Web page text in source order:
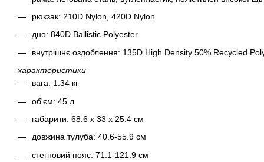
рюкзак: 210D Nylon, 420D Nylon
дно: 840D Ballistic Polyester
внутрішнє оздоблення: 135D High Density 50% Recycled
характеристики
вага: 1.34 кг
об'єм: 45 л
габарити: 68.6 x 33 x 25.4 см
довжина тулуба: 40.6-55.9 см
стегновий пояс: 71.1-121.9 см